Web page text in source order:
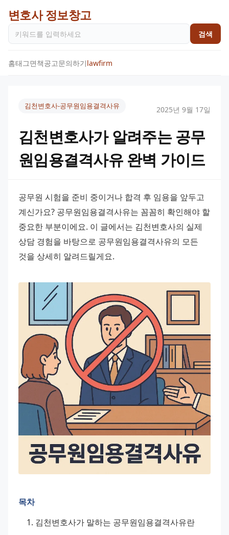
변호사 정보창고
검색
홈태그면책공고문의하기lawfirm
김천변호사-공무원임용결격사유 2025년 9월 17일
김천변호사가 알려주는 공무
원임용결격사유 완벽 가이드
공무원 시험을 준비 중이거나 합격 후 임용을 앞두고
계신가요? 공무원임용결격사유는 꼼꼼히 확인해야 할
중요한 부분이에요. 이 글에서는 김천변호사의 실제
상담 경험을 바탕으로 공무원임용결격사유의 모든
것을 상세히 알려드릴게요.
목차
김천변호사가 말하는 공무원임용결격사유란